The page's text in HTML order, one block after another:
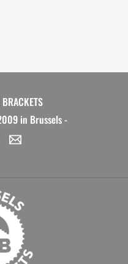
in Brussels -